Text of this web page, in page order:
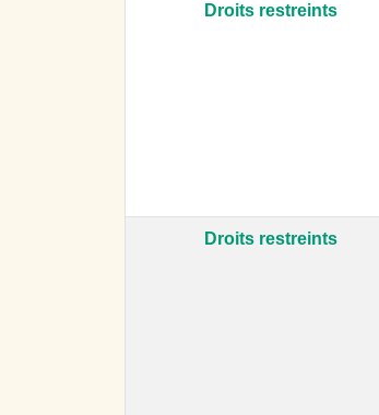
Droits restreints
Droits restreints